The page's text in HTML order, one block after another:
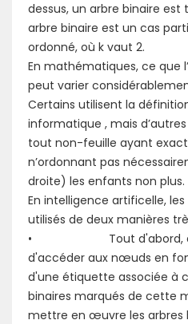
dessus, un arbre binaire est
arbre binaire est un cas
ordonné, où k vaut 2.
En mathématiques, ce que
peut varier
Certains utilisent la
informatique , mais
tout non-feuille ayant
n’ordonnant pas
droite) les enfants non plus.
En intelligence artificelle,
utilisés de deux manières
• Tout d'abord,
d'accéder aux nœuds en
d'une étiquette associée à
binaires marqués de cette
mettre en œuvre les arbres